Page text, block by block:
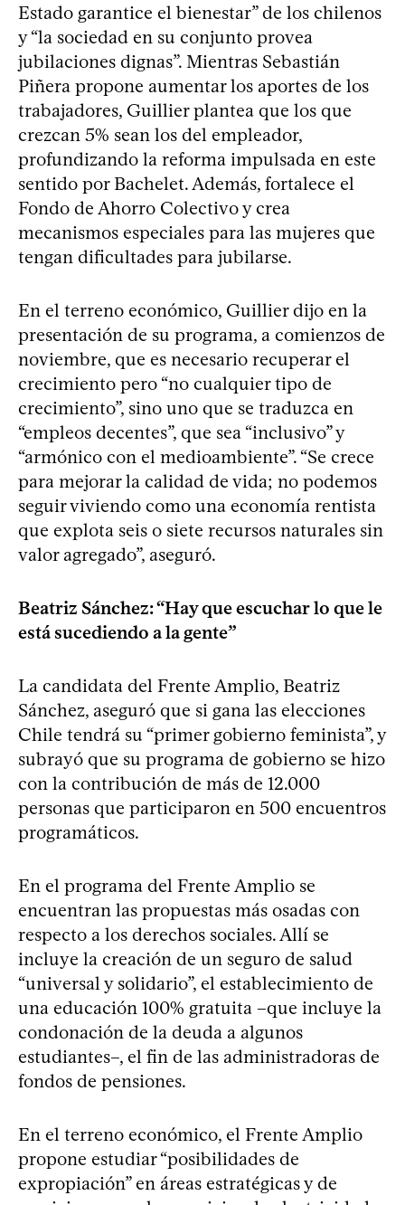
Estado garantice el bienestar” de los chilenos
y “la sociedad en su conjunto provea
jubilaciones dignas”. Mientras Sebastián
Piñera propone aumentar los aportes de los
trabajadores, Guillier plantea que los que
crezcan 5% sean los del empleador,
profundizando la reforma impulsada en este
sentido por Bachelet. Además, fortalece el
Fondo de Ahorro Colectivo y crea
mecanismos especiales para las mujeres que
tengan dificultades para jubilarse.
En el terreno económico, Guillier dijo en la
presentación de su programa, a comienzos de
noviembre, que es necesario recuperar el
crecimiento pero “no cualquier tipo de
crecimiento”, sino uno que se traduzca en
“empleos decentes”, que sea “inclusivo” y
“armónico con el medioambiente”. “Se crece
para mejorar la calidad de vida; no podemos
seguir viviendo como una economía rentista
que explota seis o siete recursos naturales sin
valor agregado”, aseguró.
Beatriz Sánchez: “Hay que escuchar lo que le
está sucediendo a la gente”
La candidata del Frente Amplio, Beatriz
Sánchez, aseguró que si gana las elecciones
Chile tendrá su “primer gobierno feminista”, y
subrayó que su programa de gobierno se hizo
con la contribución de más de 12.000
personas que participaron en 500 encuentros
programáticos.
En el programa del Frente Amplio se
encuentran las propuestas más osadas con
respecto a los derechos sociales. Allí se
incluye la creación de un seguro de salud
“universal y solidario”, el establecimiento de
una educación 100% gratuita –que incluye la
condonación de la deuda a algunos
estudiantes–, el fin de las administradoras de
fondos de pensiones.
En el terreno económico, el Frente Amplio
propone estudiar “posibilidades de
expropiación” en áreas estratégicas y de